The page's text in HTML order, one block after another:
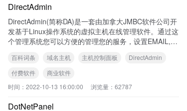
DirectAdmin
DirectAdmin(简称DA)是一套由加拿大JMBC软件公司开
发基于Linux操作系统的虚拟主机在线管理软件。通过这
个管理系统您可以方便的管理您的服务，设置EMAIL,D
理等,方便管理员,客户及代理商在线管理虚拟主机。
百科词条 域名主机 主机控制面板
DirectAdmin
付费软件
商业软件
时间： 2022-10-13 16:00:00 浏览量： 62787
DotNetPanel